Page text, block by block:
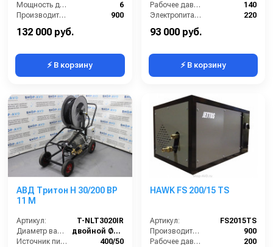
Мощность двигателя (лс):
6
Производительность (л/ч):
900
132 000 руб.
⚡ В корзину
Рабочее давление (бар):
140
Электропитание (В):
220
Мощность (кВт):
93 000 руб.
⚡ В корзину
АВД Тритон H 30/200 BP
11 M
Артикул:
T-NLT3020IR
Диаметр вала (мм):
двойной Ø24 мм
Источник питания (~/В/Гц):
400/50
HAWK FS 200/15 TS
Артикул:
FS2015TS
Производительность (л/ч):
900
Рабочее давление (бар):
200